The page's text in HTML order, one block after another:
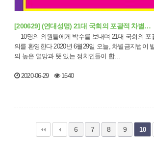
[200629] (연대성명) 21대 국회의 포괄적 차별…
의를 환영한다 2020년 6월29일 오늘, 차별금지법이 발의되었다. 시민들
의 높은 열망과 뜻 있는 정치인들이 합…
2020-06-29 1640
6 7 8 9 10